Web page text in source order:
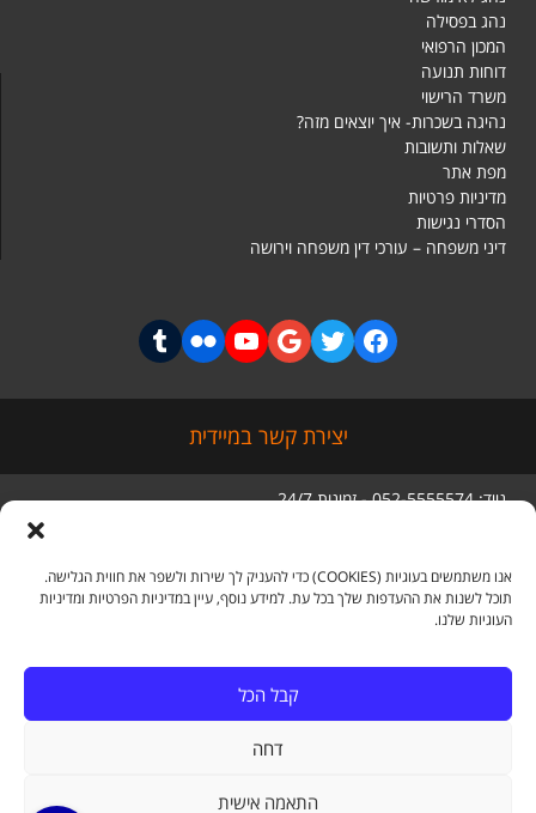
אנו משתמשים בעוגיות (COOKIES) כדי להעניק לך שירות ולשפר את חווית הגלישה.
תוכל לשנות את ההעדפות שלך בכל עת. למידע נוסף, עיין במדיניות הפרטיות ומדיניות
העוגיות שלנו.
קבל הכל
דחה
התאמה אישית
נהג בפסילה
המכון הרפואי
דוחות תנועה
משרד הרישוי
נהיגה בשכרות- איך יוצאים מזה?
שאלות ותשובות
מפת אתר
מדיניות פרטיות
הסדרי נגישות
דיני משפחה – עורכי דין משפחה וירושה
יצירת קשר במיידית
נייד: 052-5555574 - זמינות 24/7
בני ברק